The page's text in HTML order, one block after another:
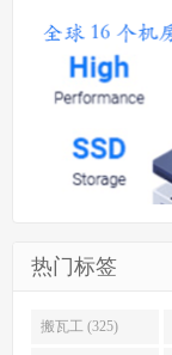
热门标签
搬瓦工 (325)